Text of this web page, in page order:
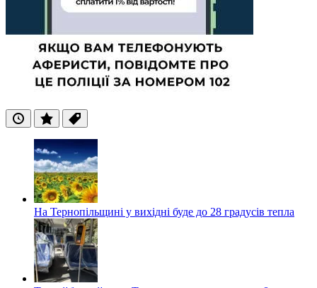
ОстанніПопулярні
Теги
На Тернопільщині у вихідні буде до 28 градусів тепла